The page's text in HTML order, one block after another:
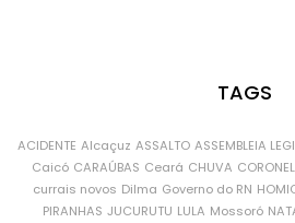
TAGS
ACIDENTE Alcaçuz ASSALTO ASSEMBLEIA
Caicó CARAÚBAS Ceará CHUVA
currais novos Dilma Governo do RN
PIRANHAS JUCURUTU LULA Mossoró